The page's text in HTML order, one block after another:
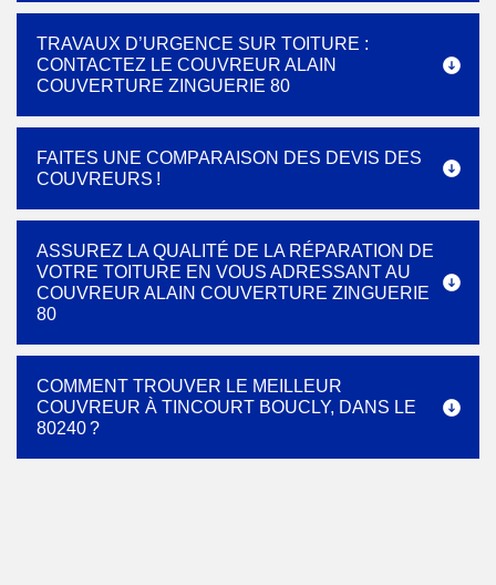
TRAVAUX D’URGENCE SUR TOITURE :
CONTACTEZ LE COUVREUR ALAIN
COUVERTURE ZINGUERIE 80
FAITES UNE COMPARAISON DES DEVIS DES
COUVREURS !
ASSUREZ LA QUALITÉ DE LA RÉPARATION DE
VOTRE TOITURE EN VOUS ADRESSANT AU
COUVREUR ALAIN COUVERTURE ZINGUERIE
80
COMMENT TROUVER LE MEILLEUR
COUVREUR À TINCOURT BOUCLY, DANS LE
80240 ?